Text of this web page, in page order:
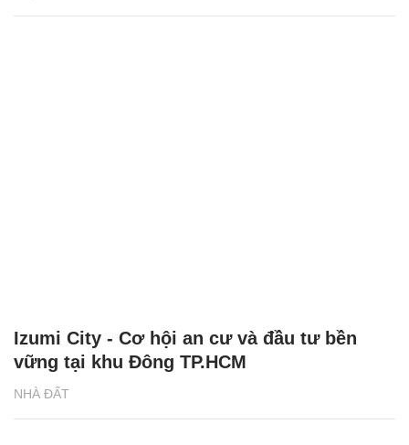
NHÀ ĐẤT
Izumi City - Cơ hội an cư và đầu tư bền
vững tại khu Đông TP.HCM